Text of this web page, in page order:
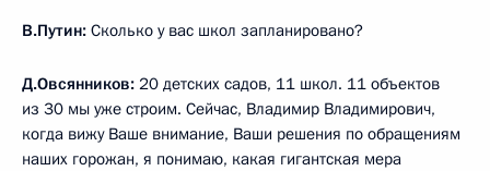
В.Путин: Сколько у вас школ запланировано?
Д.Овсянников: 20 детских садов, 11 школ. 11 объектов
из 30 мы уже строим. Сейчас, Владимир Владимирович,
когда вижу Ваше внимание, Ваши решения по обращениям
наших горожан, я понимаю, какая гигантская мера